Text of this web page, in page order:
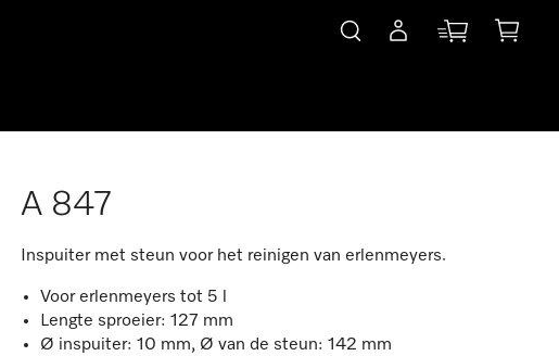
A 847
Inspuiter met steun voor het reinigen van erlenmeyers.
Voor erlenmeyers tot 5 l
Lengte sproeier: 127 mm
Ø inspuiter: 10 mm, Ø van de steun: 142 mm